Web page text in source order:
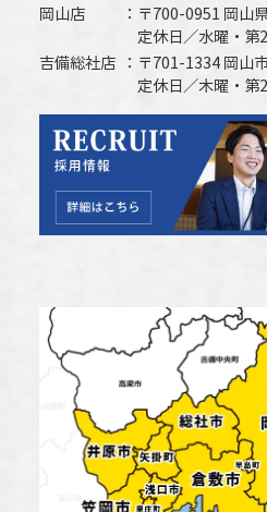
岡山店
〒700-0951 岡山
定休日／水曜・第
吉備総社店
〒701-1334 岡山
定休日／木曜・第